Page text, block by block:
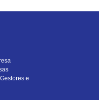
e